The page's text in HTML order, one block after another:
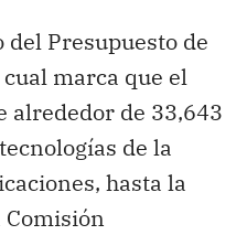
Presupuesto de
marca que el
alrededor de 33,643
de la
hasta la